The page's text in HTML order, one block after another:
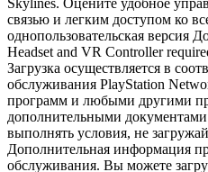
связью и легким доступом ко
однопользовательская версия
Headset and VR Controller
Загрузка осуществляется в
обслуживания PlayStation
программ и любыми другими
дополнительными
выполнять условия, не
Дополнительная информация
обслуживания. Вы можете